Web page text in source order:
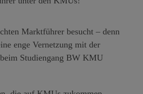
Marktführer besucht – denn
enge Vernetzung mit der
Studiengang BW KMU